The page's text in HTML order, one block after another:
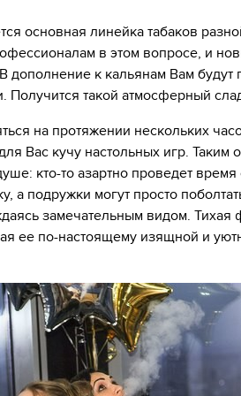
основная линейка табаков
в этом вопросе, и
дополнение к кальянам Вам
Получится такой атмосферный
на протяжении нескольких
Вас кучу настольных игр. Таким
кто-то азартно проведет
а подружки могут просто
замечательным видом. Тихая
ее по-настоящему изящной и